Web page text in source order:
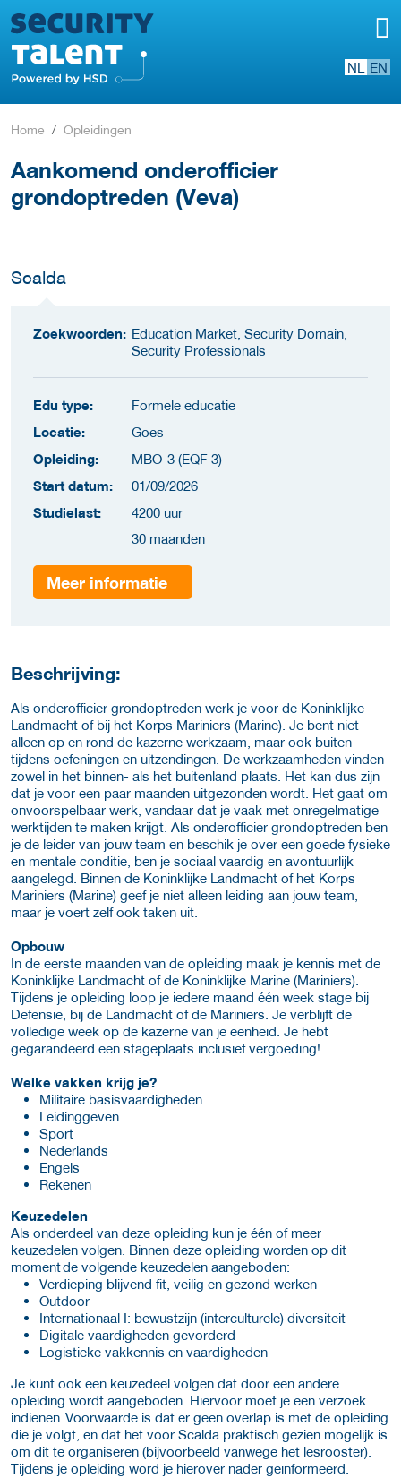
NL EN
Home Opleidingen
Aankomend onderofficier
grondoptreden (Veva)
Scalda
Zoekwoorden: Education Market, Security Domain,
Security Professionals
Edu type:
Formele educatie
Locatie:
Goes
Opleiding:
MBO-3 (EQF 3)
Start datum:
01/09/2026
Studielast:
4200 uur
30 maanden
Meer informatie
Beschrijving:
Als onderofficier grondoptreden werk je voor de Koninklijke
Landmacht of bij het Korps Mariniers (Marine). Je bent niet
alleen op en rond de kazerne werkzaam, maar ook buiten
tijdens oefeningen en uitzendingen. De werkzaamheden vinden
zowel in het binnen- als het buitenland plaats. Het kan dus zijn
dat je voor een paar maanden uitgezonden wordt. Het gaat om
onvoorspelbaar werk, vandaar dat je vaak met onregelmatige
werktijden te maken krijgt. Als onderofficier grondoptreden ben
je de leider van jouw team en beschik je over een goede fysieke
en mentale conditie, ben je sociaal vaardig en avontuurlijk
aangelegd. Binnen de Koninklijke Landmacht of het Korps
Mariniers (Marine) geef je niet alleen leiding aan jouw team,
maar je voert zelf ook taken uit.
Opbouw
In de eerste maanden van de opleiding maak je kennis met de
Koninklijke Landmacht of de Koninklijke Marine (Mariniers).
Tijdens je opleiding loop je iedere maand één week stage bij
Defensie, bij de Landmacht of de Mariniers. Je verblijft de
volledige week op de kazerne van je eenheid. Je hebt
gegarandeerd een stageplaats inclusief vergoeding!
Welke vakken krijg je?
Militaire basisvaardigheden
Leidinggeven
Sport
Nederlands
Engels
Rekenen
Keuzedelen
Als onderdeel van deze opleiding kun je één of meer
keuzedelen volgen. Binnen deze opleiding worden op dit
moment de volgende keuzedelen aangeboden:
Verdieping blijvend fit, veilig en gezond werken
Outdoor
Internationaal I: bewustzijn (interculturele) diversiteit
Digitale vaardigheden gevorderd
Logistieke vakkennis en vaardigheden
Je kunt ook een keuzedeel volgen dat door een andere
opleiding wordt aangeboden. Hiervoor moet je een verzoek
indienen. Voorwaarde is dat er geen overlap is met de opleiding
die je volgt, en dat het voor Scalda praktisch gezien mogelijk is
om dit te organiseren (bijvoorbeeld vanwege het lesrooster).
Tijdens je opleiding word je hierover nader geïnformeerd.